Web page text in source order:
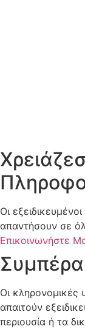
Οι
απαντήσουν σε
Επικοινωνήστε
Οι κληρονομικές
απαιτούν
περιουσία ή τα